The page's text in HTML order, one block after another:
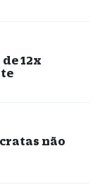
12x
não